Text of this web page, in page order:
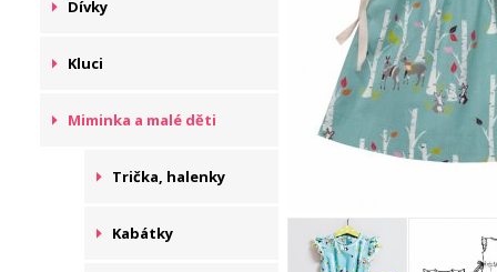
Dívky
Kluci
Miminka a malé děti
Trička, halenky
Kabátky